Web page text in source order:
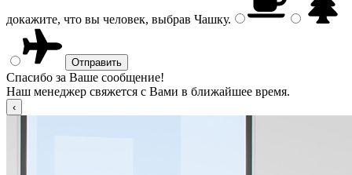
докажите, что вы человек, выбрав Чашку.
Спасибо за Ваше сообщение!
Наш менеджер свяжется с Вами в ближайшее время.